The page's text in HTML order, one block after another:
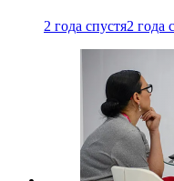
2 года спустя2 года